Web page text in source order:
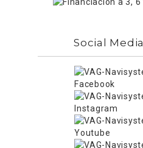
Social Media